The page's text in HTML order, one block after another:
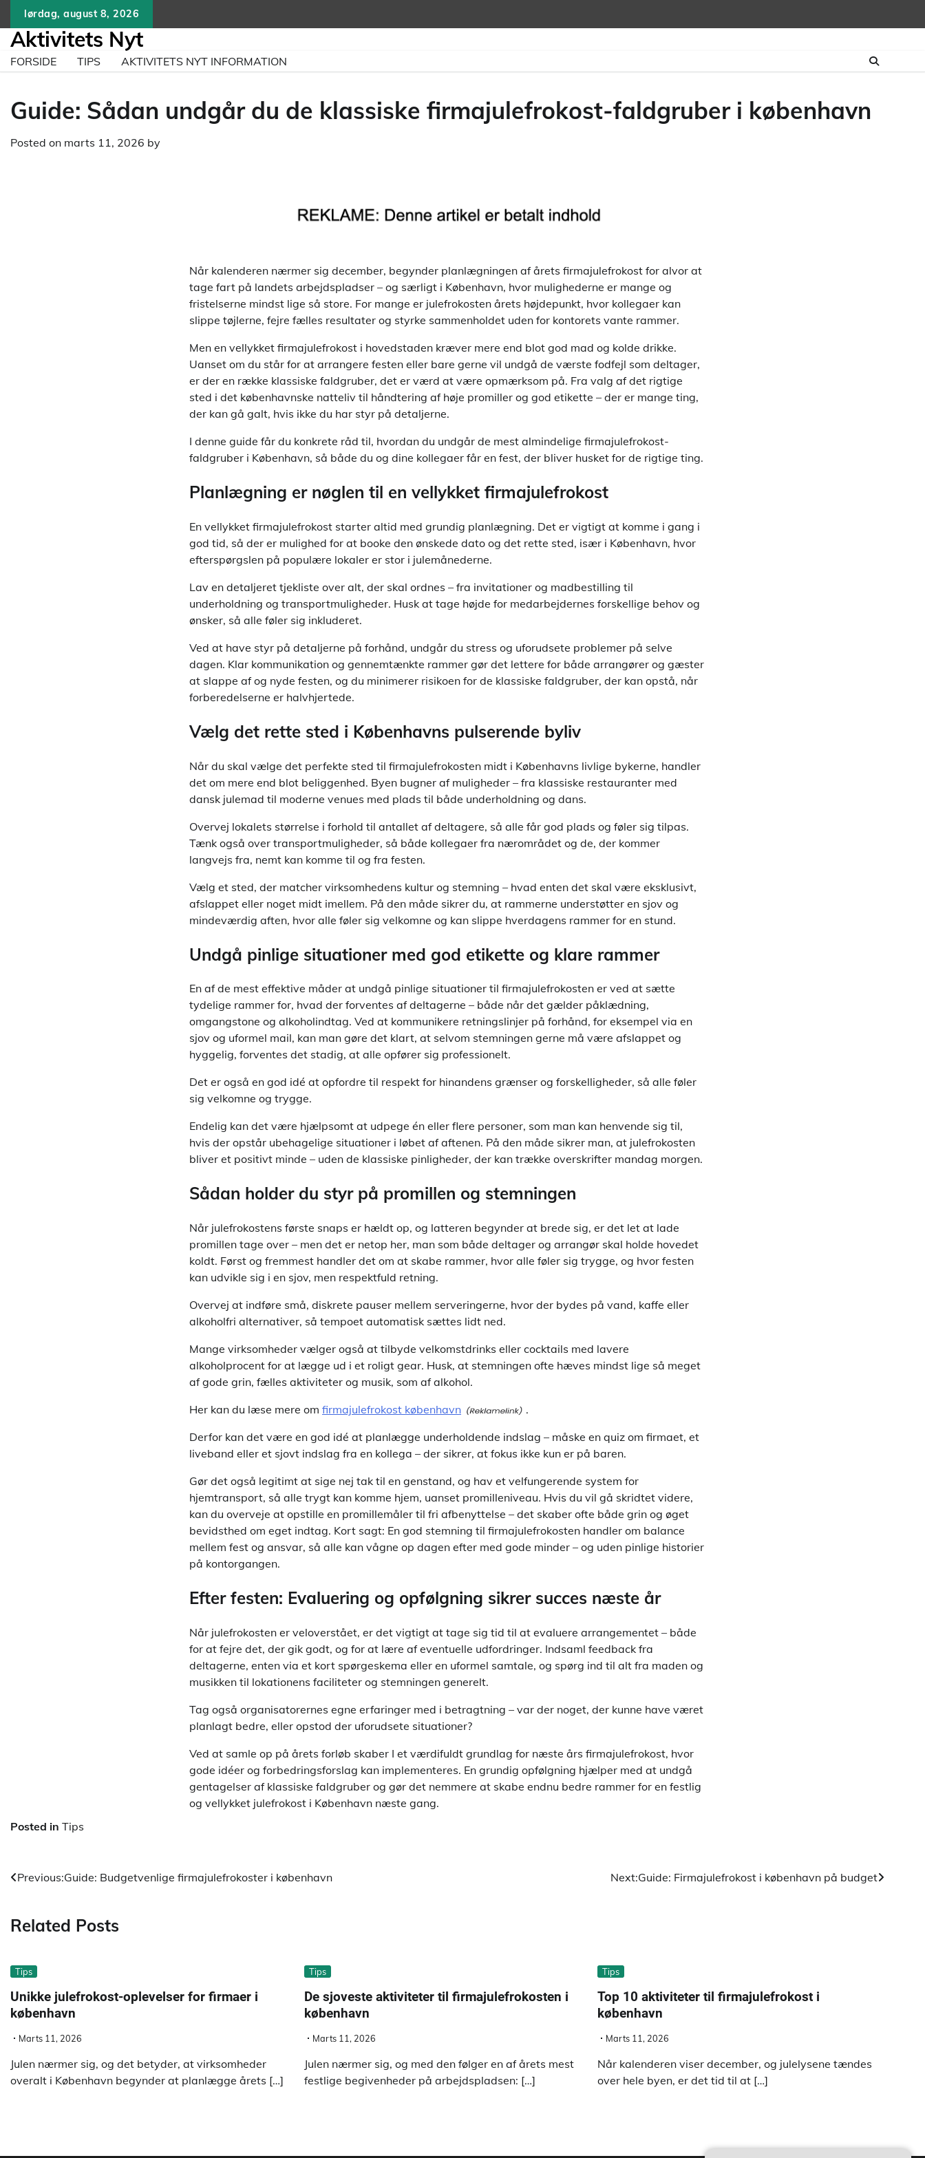
content
lørdag, august 8, 2026
Aktivitets Nyt
FORSIDE TIPS AKTIVITETS NYT INFORMATION
Guide: Sådan undgår du de klassiske firmajulefrokost-faldgruber i københavn
Posted on marts 11, 2026 by
Når kalenderen nærmer sig december, begynder planlægningen af årets firmajulefrokost for alvor at
tage fart på landets arbejdspladser – og særligt i København, hvor mulighederne er mange og
fristelserne mindst lige så store. For mange er julefrokosten årets højdepunkt, hvor kollegaer kan
slippe tøjlerne, fejre fælles resultater og styrke sammenholdet uden for kontorets vante rammer.
Men en vellykket firmajulefrokost i hovedstaden kræver mere end blot god mad og kolde drikke.
Uanset om du står for at arrangere festen eller bare gerne vil undgå de værste fodfejl som deltager,
er der en række klassiske faldgruber, det er værd at være opmærksom på. Fra valg af det rigtige
sted i det københavnske natteliv til håndtering af høje promiller og god etikette – der er mange ting,
der kan gå galt, hvis ikke du har styr på detaljerne.
I denne guide får du konkrete råd til, hvordan du undgår de mest almindelige firmajulefrokost-
faldgruber i København, så både du og dine kollegaer får en fest, der bliver husket for de rigtige ting.
Planlægning er nøglen til en vellykket firmajulefrokost
En vellykket firmajulefrokost starter altid med grundig planlægning. Det er vigtigt at komme i gang i
god tid, så der er mulighed for at booke den ønskede dato og det rette sted, især i København, hvor
efterspørgslen på populære lokaler er stor i julemånederne.
Lav en detaljeret tjekliste over alt, der skal ordnes – fra invitationer og madbestilling til
underholdning og transportmuligheder. Husk at tage højde for medarbejdernes forskellige behov og
ønsker, så alle føler sig inkluderet.
Ved at have styr på detaljerne på forhånd, undgår du stress og uforudsete problemer på selve
dagen. Klar kommunikation og gennemtænkte rammer gør det lettere for både arrangører og gæster
at slappe af og nyde festen, og du minimerer risikoen for de klassiske faldgruber, der kan opstå, når
forberedelserne er halvhjertede.
Vælg det rette sted i Københavns pulserende byliv
Når du skal vælge det perfekte sted til firmajulefrokosten midt i Københavns livlige bykerne, handler
det om mere end blot beliggenhed. Byen bugner af muligheder – fra klassiske restauranter med
dansk julemad til moderne venues med plads til både underholdning og dans.
Overvej lokalets størrelse i forhold til antallet af deltagere, så alle får god plads og føler sig tilpas.
Tænk også over transportmuligheder, så både kollegaer fra nærområdet og de, der kommer
langvejs fra, nemt kan komme til og fra festen.
Vælg et sted, der matcher virksomhedens kultur og stemning – hvad enten det skal være eksklusivt,
afslappet eller noget midt imellem. På den måde sikrer du, at rammerne understøtter en sjov og
mindeværdig aften, hvor alle føler sig velkomne og kan slippe hverdagens rammer for en stund.
Undgå pinlige situationer med god etikette og klare rammer
En af de mest effektive måder at undgå pinlige situationer til firmajulefrokosten er ved at sætte
tydelige rammer for, hvad der forventes af deltagerne – både når det gælder påklædning,
omgangstone og alkoholindtag. Ved at kommunikere retningslinjer på forhånd, for eksempel via en
sjov og uformel mail, kan man gøre det klart, at selvom stemningen gerne må være afslappet og
hyggelig, forventes det stadig, at alle opfører sig professionelt.
Det er også en god idé at opfordre til respekt for hinandens grænser og forskelligheder, så alle føler
sig velkomne og trygge.
Endelig kan det være hjælpsomt at udpege én eller flere personer, som man kan henvende sig til,
hvis der opstår ubehagelige situationer i løbet af aftenen. På den måde sikrer man, at julefrokosten
bliver et positivt minde – uden de klassiske pinligheder, der kan trække overskrifter mandag morgen.
Sådan holder du styr på promillen og stemningen
Når julefrokostens første snaps er hældt op, og latteren begynder at brede sig, er det let at lade
promillen tage over – men det er netop her, man som både deltager og arrangør skal holde hovedet
koldt. Først og fremmest handler det om at skabe rammer, hvor alle føler sig trygge, og hvor festen
kan udvikle sig i en sjov, men respektfuld retning.
Overvej at indføre små, diskrete pauser mellem serveringerne, hvor der bydes på vand, kaffe eller
alkoholfri alternativer, så tempoet automatisk sættes lidt ned.
Mange virksomheder vælger også at tilbyde velkomstdrinks eller cocktails med lavere
alkoholprocent for at lægge ud i et roligt gear. Husk, at stemningen ofte hæves mindst lige så meget
af gode grin, fælles aktiviteter og musik, som af alkohol.
Her kan du læse mere om firmajulefrokost københavn
.
Derfor kan det være en god idé at planlægge underholdende indslag – måske en quiz om firmaet, et
liveband eller et sjovt indslag fra en kollega – der sikrer, at fokus ikke kun er på baren.
Gør det også legitimt at sige nej tak til en genstand, og hav et velfungerende system for
hjemtransport, så alle trygt kan komme hjem, uanset promilleniveau. Hvis du vil gå skridtet videre,
kan du overveje at opstille en promillemåler til fri afbenyttelse – det skaber ofte både grin og øget
bevidsthed om eget indtag. Kort sagt: En god stemning til firmajulefrokosten handler om balance
mellem fest og ansvar, så alle kan vågne op dagen efter med gode minder – og uden pinlige historier
på kontorgangen.
Efter festen: Evaluering og opfølgning sikrer succes næste år
Når julefrokosten er veloverstået, er det vigtigt at tage sig tid til at evaluere arrangementet – både
for at fejre det, der gik godt, og for at lære af eventuelle udfordringer. Indsaml feedback fra
deltagerne, enten via et kort spørgeskema eller en uformel samtale, og spørg ind til alt fra maden og
musikken til lokationens faciliteter og stemningen generelt.
Tag også organisatorernes egne erfaringer med i betragtning – var der noget, der kunne have været
planlagt bedre, eller opstod der uforudsete situationer?
Ved at samle op på årets forløb skaber I et værdifuldt grundlag for næste års firmajulefrokost, hvor
gode idéer og forbedringsforslag kan implementeres. En grundig opfølgning hjælper med at undgå
gentagelser af klassiske faldgruber og gør det nemmere at skabe endnu bedre rammer for en festlig
og vellykket julefrokost i København næste gang.
Posted in Tips
Indlægsnavigation
Previous:Guide: Budgetvenlige firmajulefrokoster i københavn Next:Guide: Firmajulefrokost i københavn på budget
Related Posts
Tips
Unikke julefrokost-oplevelser for firmaer i
københavn
Marts 11, 2026
Julen nærmer sig, og det betyder, at virksomheder
overalt i København begynder at planlægge årets […]
Tips
De sjoveste aktiviteter til firmajulefrokosten i
københavn
Marts 11, 2026
Julen nærmer sig, og med den følger en af årets mest
festlige begivenheder på arbejdspladsen: […]
Tips
Top 10 aktiviteter til firmajulefrokost i
københavn
Marts 11, 2026
Når kalenderen viser december, og julelysene tændes
over hele byen, er det tid til at […]